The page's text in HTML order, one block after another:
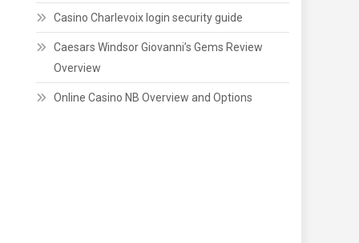
Casino Charlevoix login security guide
Caesars Windsor Giovanni’s Gems Review
Overview
Online Casino NB Overview and Options